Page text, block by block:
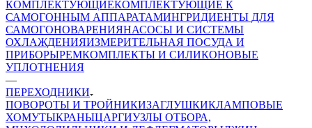
КОМПЛЕКТУЮЩИЕКОМПЛЕКТУЮЩИЕ К
САМОГОННЫМ АППАРАТАМИНГРИДИЕНТЫ ДЛЯ
САМОГОНОВАРЕНИЯНАСОСЫ И СИСТЕМЫ
ОХЛАЖДЕНИЯИЗМЕРИТЕЛЬНАЯ ПОСУДА И
ПРИБОРЫРЕМКОМПЛЕКТЫ И СИЛИКОНОВЫЕ
УПЛОТНЕНИЯ
—
ПЕРЕХОДНИКИ
ПОВОРОТЫ И ТРОЙНИКИЗАГЛУШКИКЛАМПОВЫЕ
ХОМУТЫКРАНЫЦАРГИУЗЛЫ ОТБОРА,